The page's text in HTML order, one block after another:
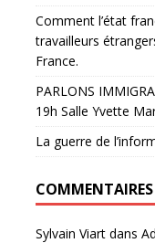
Comment l’état
travailleurs
France.
PARLONS
19h Salle Yvette
La guerre de
COMMENTAIRES
Sylvain Viartdans